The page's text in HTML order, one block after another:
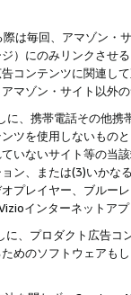
は毎回、アマゾン
）にのみリンクさせ
コンテンツに関連し
マゾン・サイト以外
、携帯電話その他
ツを使用しないもの
いないサイト等の当
ン、または(3)いか
プレイヤー、ブルー
インターネットア
、プロダクト広告
めのソフトウェアも